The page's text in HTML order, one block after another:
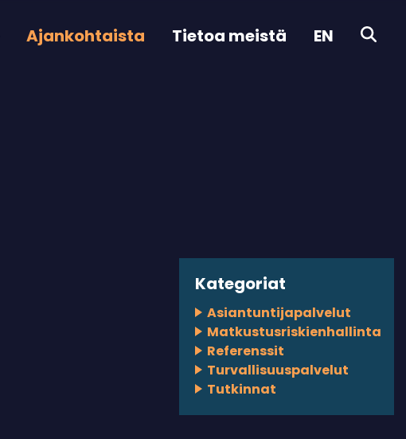
Ajankohtaista Tietoa meistä EN
Kategoriat
Asiantuntijapalvelut
Matkustusriskienhallinta
Referenssit
Turvallisuuspalvelut
Tutkinnat